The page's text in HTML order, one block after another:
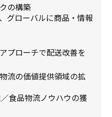
の構築
グローバルに商品・情報
プローチで配送改善を
流の価値提供領域の拡
食品物流ノウハウの獲